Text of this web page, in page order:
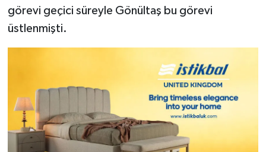
görevi geçici süreyle Gönültaş bu görevi
üstlenmişti.